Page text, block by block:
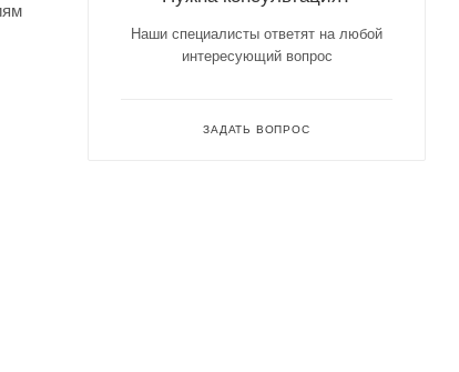
Наши специалисты ответят на любой
интересующий вопрос
ЗАДАТЬ ВОПРОС